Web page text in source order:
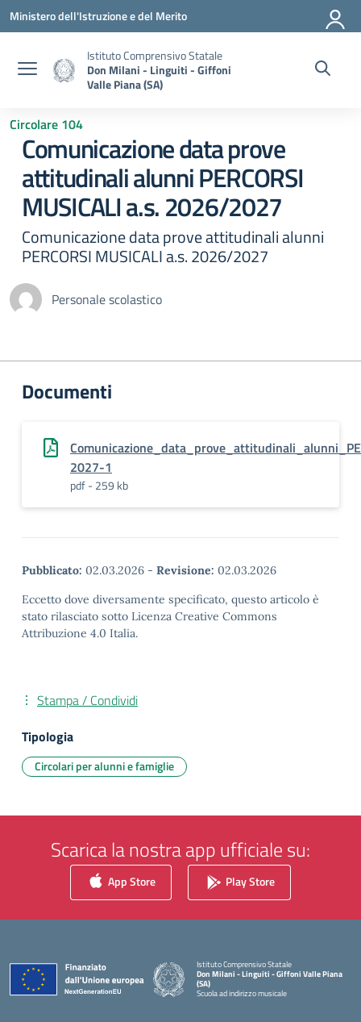
Vai ai contenuti
Vai al menu di navigazione
Vai al footer
Ministero dell'Istruzione e del Merito
Istituto Comprensivo Statale
Don Milani - Linguiti - Giffoni
Valle Piana (SA)
Circolare 104
Comunicazione data prove
attitudinali alunni PERCORSI
MUSICALI a.s. 2026/2027
Comunicazione data prove attitudinali alunni
PERCORSI MUSICALI a.s. 2026/2027
Personale scolastico
Documenti
2027-1
pdf - 259 kb
Pubblicato: 02.03.2026 - Revisione: 02.03.2026
Eccetto dove diversamente specificato, questo articolo è
stato rilasciato sotto Licenza Creative Commons
Attribuzione 4.0 Italia.
Stampa / Condividi
Tipologia
Circolari per alunni e famiglie
Scarica la nostra app ufficiale su:
App Store Play Store
Istituto Comprensivo Statale
Don Milani - Linguiti - Giffoni Valle Piana
(SA)
Scuola ad indirizzo musicale